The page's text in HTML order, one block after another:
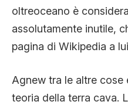
oltreoceano è
assolutamente inutile,
pagina di Wikipedia a
Agnew tra le altre cose
teoria della terra cava.